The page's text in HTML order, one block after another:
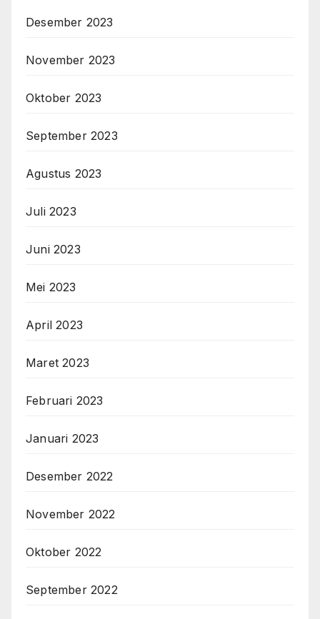
Desember 2023
November 2023
Oktober 2023
September 2023
Agustus 2023
Juli 2023
Juni 2023
Mei 2023
April 2023
Maret 2023
Februari 2023
Januari 2023
Desember 2022
November 2022
Oktober 2022
September 2022